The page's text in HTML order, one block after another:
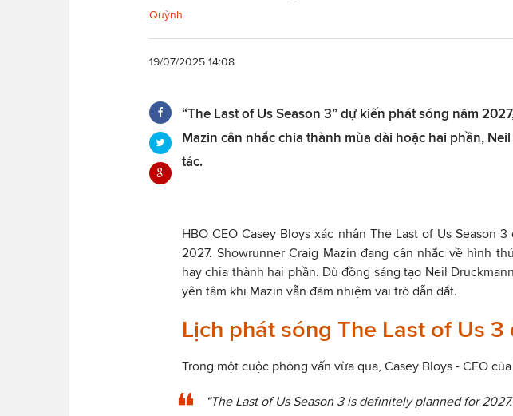
Quỳnh
19/07/2025 14:08
“The Last of Us Season 3” dự kiến phát sóng năm
Mazin cân nhắc chia thành mùa dài hoặc hai phần,
tác.
HBO CEO Casey Bloys xác nhận The Last of Us Season
2027. Showrunner Craig Mazin đang cân nhắc về hình
hay chia thành hai phần. Dù đồng sáng tạo Neil
yên tâm khi Mazin vẫn đảm nhiệm vai trò dẫn dắt.
Lịch phát sóng The Last of Us
Trong một cuộc phỏng vấn vừa qua, Casey Bloys - CEO
“The Last of Us Season 3 is definitely planned for